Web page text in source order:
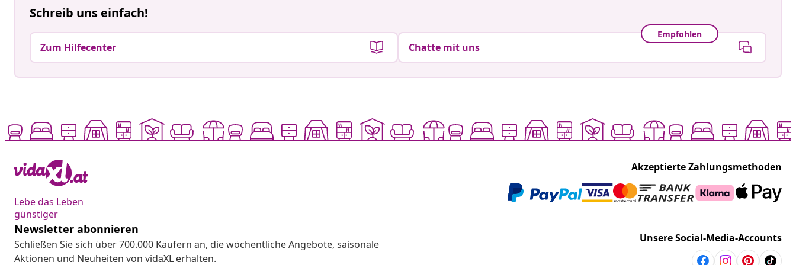
Schreib uns einfach!
Zum Hilfecenter
Empfohlen
Chatte mit uns
Lebe das Leben
günstiger
Akzeptierte Zahlungsmethoden
Newsletter abonnieren
Schließen Sie sich über 700.000 Käufern an, die wöchentliche Angebote, saisonale
Aktionen und Neuheiten von vidaXL erhalten.
Unsere Social-Media-Accounts